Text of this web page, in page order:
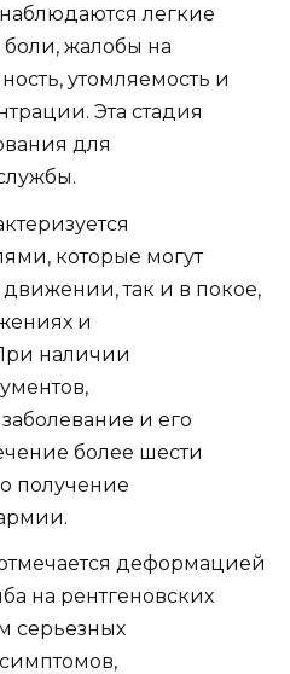
легкие
жалобы на
утомляемость и
Эта стадия
для
которые могут
движении, так и в покое,
и
наличии
и его
более шести
получение
деформацией
на рентгеновских
серьезных